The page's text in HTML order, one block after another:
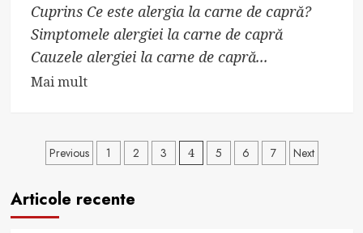
Cuprins Ce este alergia la carne de capră?
Simptomele alergiei la carne de capră
Cauzele alergiei la carne de capră...
Mai multRead
Aflați
totul
alergia
Paginație
articole
Previous 1 2 3 4 5 6 7 Next
Articole recente